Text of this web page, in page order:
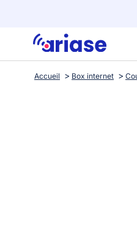
Accueil Box internet